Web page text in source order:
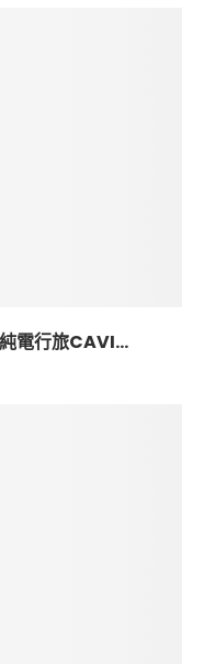
電行旅CAVI...